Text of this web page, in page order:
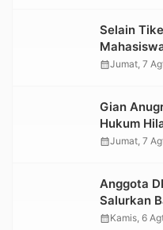
Selain
Lolos ke
calendar_monthJumat, 7
Gian
Hukum
tidak Larut
calendar_monthJumat, 7
Anggota
Salurkan
calendar_monthKamis, 6